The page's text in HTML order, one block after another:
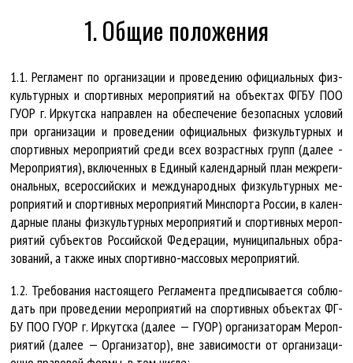
1. Общие положения
1.1. Рег­ла­мент по ор­га­ни­за­ции и про­ве­де­нию офи­ци­аль­ных физ­
куль­тур­ных и спор­тив­ных ме­роп­ри­я­тий на объ­ек­тах ФГ­БУ ПОО
ГУ­ОР г. Ир­кут­ска на­прав­лен на обес­пе­че­ние без­опас­ных усло­вий
при ор­га­ни­за­ции и про­ве­де­нии офи­ци­аль­ных физ­куль­тур­ных и
спор­тив­ных ме­роп­ри­я­тий сре­ди всех воз­раст­ных групп (да­лее -
Ме­роп­ри­я­тия), вклю­чен­ных в Еди­ный ка­лен­дар­ный план меж­ре­ги­
о­наль­ных, все­рос­сий­ских и меж­ду­на­род­ных физ­куль­тур­ных ме­
роп­ри­я­тий и спор­тив­ных ме­роп­ри­я­тий Мин­спор­та Рос­сии, в ка­лен­
дар­ные пла­ны физ­куль­тур­ных ме­роп­ри­я­тий и спор­тив­ных ме­роп­
ри­я­тий субъ­ек­тов Рос­сий­ской Фе­де­ра­ции, му­ни­ци­паль­ных об­ра­
зо­ва­ний, а так­же иных спор­тив­но-мас­со­вых ме­роп­ри­я­тий.
1.2. Тре­бо­ва­ния на­сто­я­ще­го Рег­ла­мен­та пред­пи­сы­ва­ет­ся со­блю­
дать при про­ве­де­нии ме­роп­ри­я­тий на спор­тив­ных объ­ек­тах ФГ­
БУ ПОО ГУ­ОР г. Ир­кут­ска (да­лее — ГУ­ОР) ор­га­ни­за­то­рам Ме­роп­
ри­я­тий (да­лее — Ор­га­ни­за­тор), вне за­ви­си­мос­ти от ор­га­ни­за­ци­